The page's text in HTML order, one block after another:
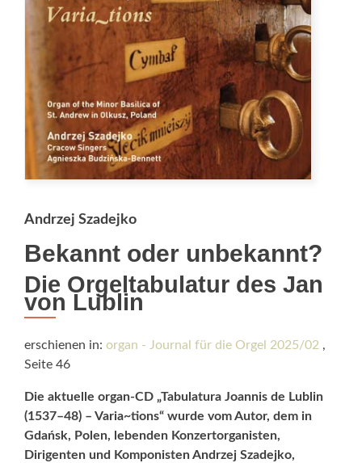
Andrzej Szadejko
Bekannt oder unbekannt?
Die Orgeltabulatur des Jan
von Lublin
erschienen in: organ - Journal für die Orgel 2025/02 ,
Seite 46
Die aktuelle organ-CD „Tabulatura Joannis de Lublin
(1537­–48) – Varia~tions“ wurde vom Autor, dem in
Gdańsk, Polen, lebenden Konzertorganisten,
Dirigenten und Komponisten Andrzej Szadejko,